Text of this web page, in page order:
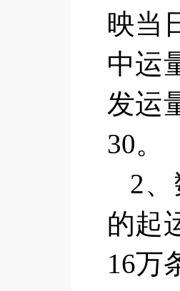
映当
中运
发运
30。
2
的起
16万